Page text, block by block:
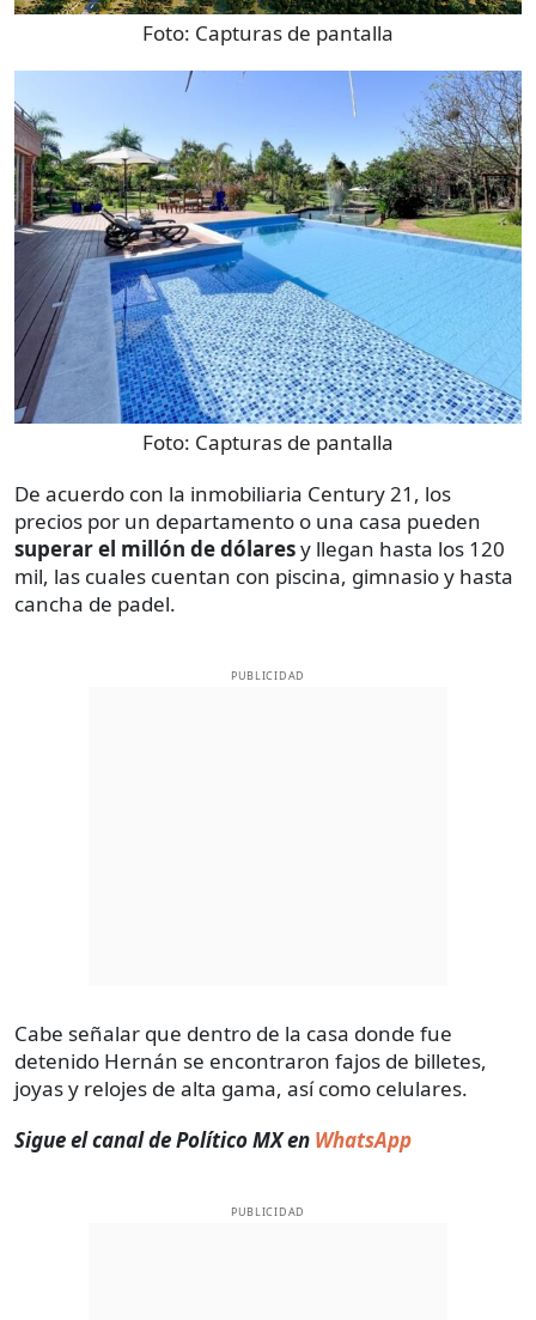
Foto: Capturas de pantalla
Foto: Capturas de pantalla
De acuerdo con la inmobiliaria Century 21, los
precios por un departamento o una casa pueden
superar el millón de dólaresy llegan hasta los 120
mil, las cuales cuentan con piscina, gimnasio y hasta
cancha de padel.
PUBLICIDAD
Cabe señalar que dentro de la casa donde fue
detenido Hernán se encontraron fajos de billetes,
joyas y relojes de alta gama, así como celulares.
Sigue el canal de Político MX en WhatsApp
PUBLICIDAD